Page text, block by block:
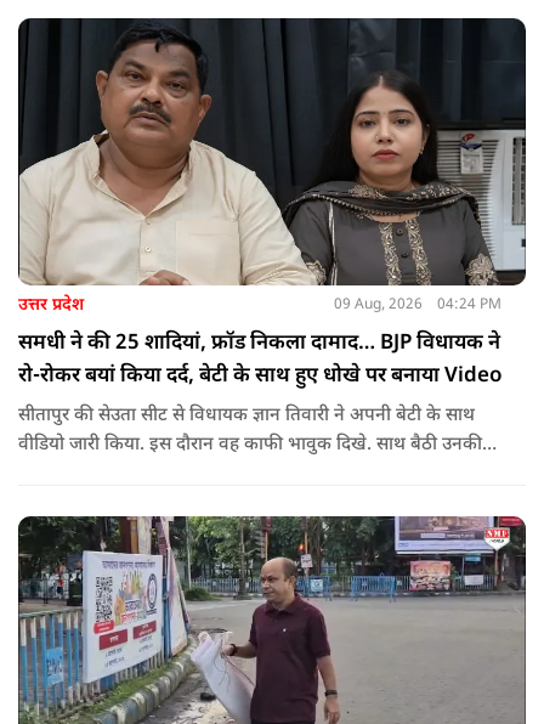
उत्तर प्रदेश 09 Aug, 2026 04:24 PM
समधी ने की 25 शादियां, फ्रॉड निकला दामाद… BJP विधायक ने
रो-रोकर बयां किया दर्द, बेटी के साथ हुए धोखे पर बनाया Video
सीतापुर की सेउता सीट से विधायक ज्ञान तिवारी ने अपनी बेटी के साथ
वीडियो जारी किया. इस दौरान वह काफी भावुक दिखे. साथ बैठी उनकी